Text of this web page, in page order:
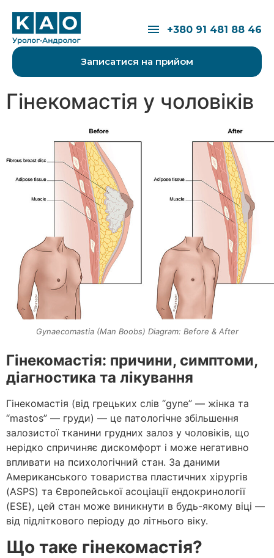
+380 91 481 88 46
Записатися на прийом
Відкрити меню
Гінекомастія у чоловіків
Gynaecomastia (Man Boobs) Diagram: Before & After
Гінекомастія: причини, симптоми,
діагностика та лікування
Гінекомастія (від грецьких слів “gyne” — жінка та
“mastos” — груди) — це патологічне збільшення
залозистої тканини грудних залоз у чоловіків, що
нерідко спричиняє дискомфорт і може негативно
впливати на психологічний стан. За даними
Американського товариства пластичних хірургів
(ASPS) та Європейської асоціації ендокринології
(ESE), цей стан може виникнути в будь-якому віці —
від підліткового періоду до літнього віку.
Що таке гінекомастія?